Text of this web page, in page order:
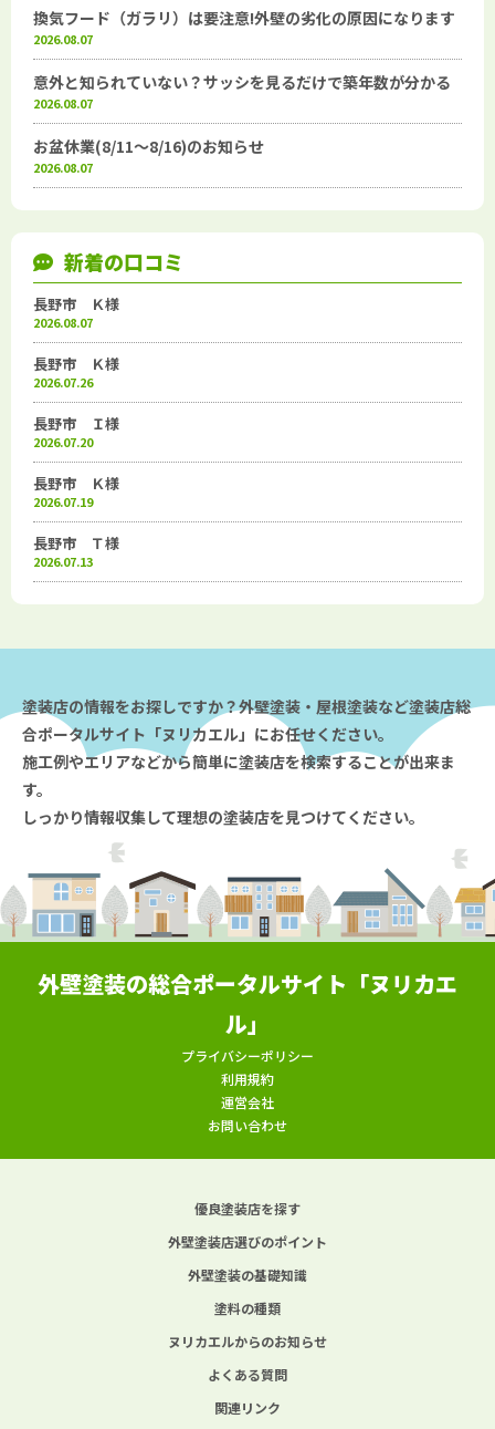
換気フード（ガラリ）は要注意!外壁の劣化の原因になります
2026.08.07
意外と知られていない？サッシを見るだけで築年数が分かる
2026.08.07
お盆休業(8/11～8/16)のお知らせ
2026.08.07
新着の口コミ
長野市 Ｋ様
2026.08.07
長野市 Ｋ様
2026.07.26
長野市 Ｉ様
2026.07.20
長野市 Ｋ様
2026.07.19
長野市 Ｔ様
2026.07.13
塗装店の情報をお探しですか？外壁塗装・屋根塗装など塗装店総
合ポータルサイト「ヌリカエル」にお任せください。
施工例やエリアなどから簡単に塗装店を検索することが出来ま
す。
しっかり情報収集して理想の塗装店を見つけてください。
外壁塗装の総合ポータルサイト「ヌリカエ
ル」
プライバシーポリシー
利用規約
運営会社
お問い合わせ
優良塗装店を探す
外壁塗装店選びのポイント
外壁塗装の基礎知識
塗料の種類
ヌリカエルからのお知らせ
よくある質問
関連リンク